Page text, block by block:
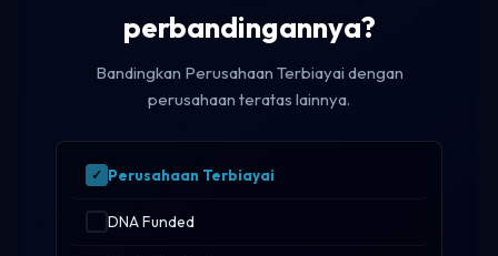
perbandingannya?
Bandingkan Perusahaan Terbiayai dengan
perusahaan teratas lainnya.
Perusahaan Terbiayai
DNA Funded